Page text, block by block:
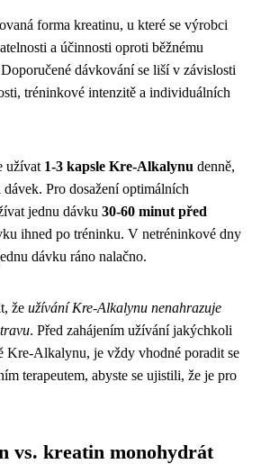
forma kreatinu, u které se výrobci
a účinnosti oproti běžnému
dávkování se liší v závislosti
tréninkové intenzitě a individuálních
užívat 1-3 kapsle Kre-Alkalynu denně,
Pro dosažení optimálních
jednu dávku 30-60 minut před
ihned po tréninku. V netréninkové dny
dávku ráno nalačno.
že užívání Kre-Alkalynu nenahrazuje
. Před zahájením užívání jakýchkoli
Kre-Alkalynu, je vždy vhodné poradit se
terapeutem, abyste se ujistili, že je pro
vs. kreatin monohydrát